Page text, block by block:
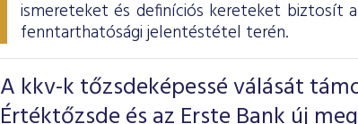
ismereteket és definíciós kereteket biztosít
fenntarthatósági jelentéstétel terén.
A kkv-k tőzsdeképessé válását